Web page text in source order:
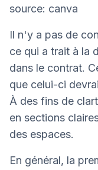
source: canva
Il n'y a pas de
ce qui a trait à la
dans le contrat.
que celui-ci
À des fins de
en sections
des espaces.
En général, la